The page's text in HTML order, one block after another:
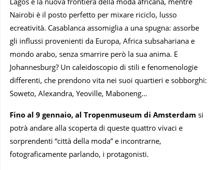
Nairobi è il posto perfetto per mixare riciclo, lusso
ecreatività. Casablanca assomiglia a una spugna: assorbe
gli influssi provenienti da Europa, Africa subsahariana e
mondo arabo, senza smarrire però la sua anima. E
Johannesburg? Un caleidoscopio di stili e fenomenologie
differenti, che prendono vita nei suoi quartieri e sobborghi:
Soweto, Alexandra, Yeoville, Maboneng…
Fino al 9 gennaio, al Tropenmuseum di Amsterdam si
potrà andare alla scoperta di queste quattro vivaci e
sorprendenti “città della moda” e incontrarne,
fotograficamente parlando, i protagonisti.